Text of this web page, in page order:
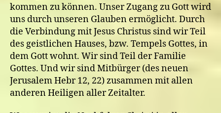
kommen zu können. Unser Zugang zu Gott wird
uns durch unseren Glauben ermöglicht. Durch
die Verbindung mit Jesus Christus sind wir Teil
des geistlichen Hauses, bzw. Tempels Gottes, in
dem Gott wohnt. Wir sind Teil der Familie
Gottes. Und wir sind Mitbürger (des neuen
Jerusalem Hebr 12, 22) zusammen mit allen
anderen Heiligen aller Zeitalter.